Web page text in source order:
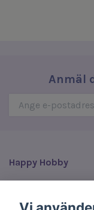
Anmäl
Happy Hobby